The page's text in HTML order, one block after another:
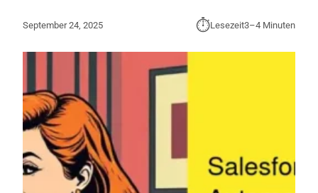
September 24, 2025 ⏱︎Lesezeit3–4 Minuten